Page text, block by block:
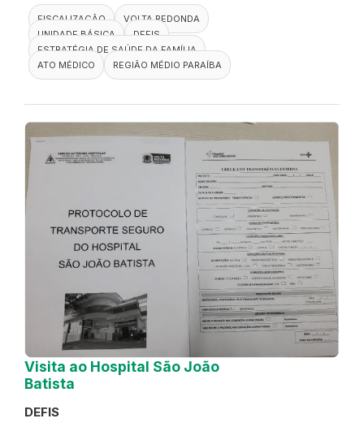
FISCALIZAÇÃO
VOLTA REDONDA
UNIDADE BÁSICA
DEFIS
ESTRATÉGIA DE SAÚDE DA FAMÍLIA
ATO MÉDICO
REGIÃO MÉDIO PARAÍBA
Visita ao Hospital São João
Batista
DEFIS